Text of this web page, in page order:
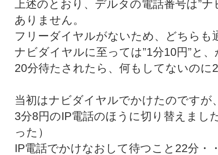
上述のとおり、デルタの電話番号は”
ありません。
フリーダイヤルがないため、どちらも
ナビダイヤルに至っては”1分10円”と
20分待たされたら、何もしてないのに
当初はナビダイヤルでかけたのです
3分8円のIP電話のほうに切り替えまし
った）
IP電話でかけなおして待つこと22分・